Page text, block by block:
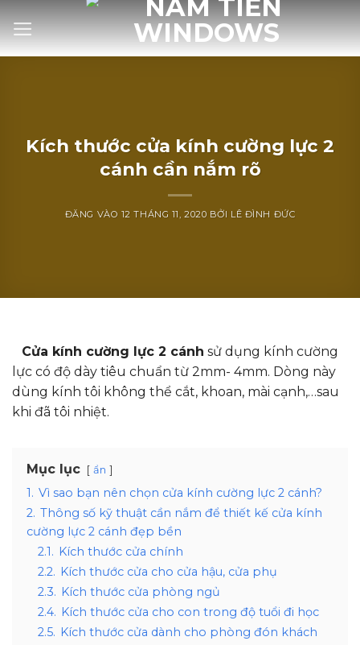
qua
nội
Kích thước cửa kính cường lực 2
cánh cần nắm rõ
ĐĂNG VÀO 12 THÁNG 11, 2020 BỞI LÊ ĐÌNH ĐỨC
Cửa kính cường lực 2 cánh sử dụng kính cường
lực có độ dày tiêu chuẩn từ 2mm- 4mm. Dòng này
dùng kính tôi không thể cắt, khoan, mài cạnh,…sau
khi đã tôi nhiệt.
Mục lục ẩn
1. Vì sao bạn nên chọn cửa kính cường lực 2 cánh?
2. Thông số kỹ thuật cần nắm để thiết kế cửa kính
cường lực 2 cánh đẹp bền
2.1. Kích thước cửa chính
2.2. Kích thước cửa cho cửa hậu, cửa phụ
2.3. Kích thước cửa phòng ngủ
2.4. Kích thước cửa cho con trong độ tuổi đi học
2.5. Kích thước cửa dành cho phòng đón khách